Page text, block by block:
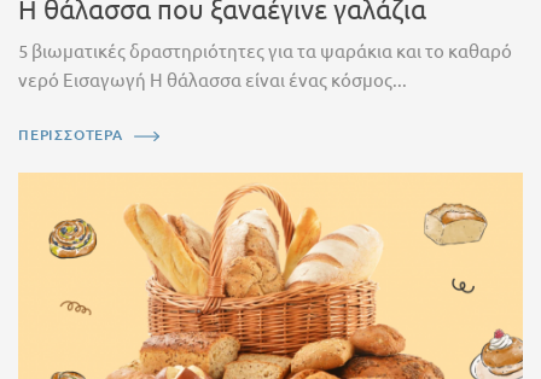
Η θάλασσα που ξαναέγινε γαλάζια
5 βιωματικές δραστηριότητες για τα ψαράκια και το καθαρό
νερό Εισαγωγή Η θάλασσα είναι ένας κόσμος...
ΠΕΡΙΣΣΟΤΕΡΑ